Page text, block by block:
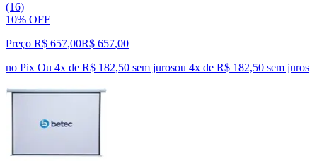
(16)
10% OFF
Preço R$ 657,00R$ 657,00
no Pix Ou 4x de R$ 182,50 sem jurosou 4x de R$ 182,50 sem juros